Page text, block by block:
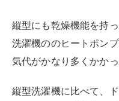
RIRIFE リリフ
ヒート
ーター式
葉がよく出て